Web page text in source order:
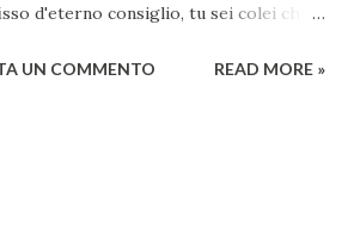
d'eterno consiglio, tu sei colei che
fattura" Nella piccola chiesa di Santa
UN COMMENTO READ MORE »